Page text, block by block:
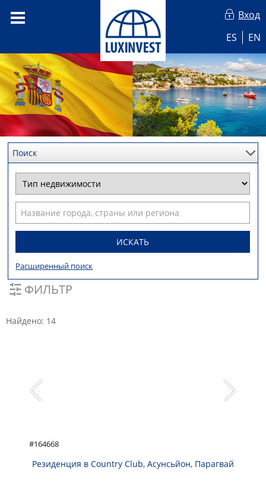
Вход
ES
EN
Поиск
ИСКАТЬ
Расширенный поиск
ФИЛЬТР
Найдено: 14
#164668
Резиденция в Country Club, Асунсьйон, Парагвай